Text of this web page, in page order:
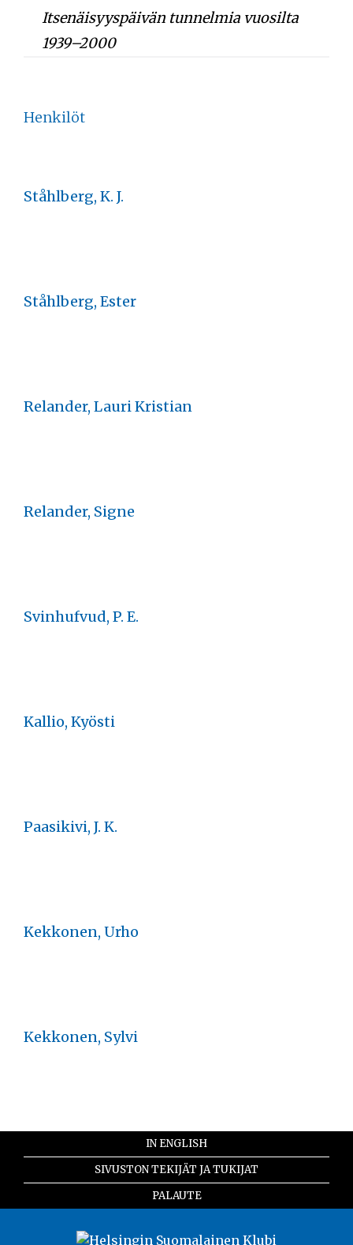
Itsenäisyyspäivän tunnelmia vuosilta
1939–2000
Henkilöt
Ståhlberg, K. J.
Ståhlberg, Ester
Relander, Lauri Kristian
Relander, Signe
Svinhufvud, P. E.
Kallio, Kyösti
Paasikivi, J. K.
Kekkonen, Urho
Kekkonen, Sylvi
IN ENGLISH
SIVUSTON TEKIJÄT JA TUKIJAT
PALAUTE